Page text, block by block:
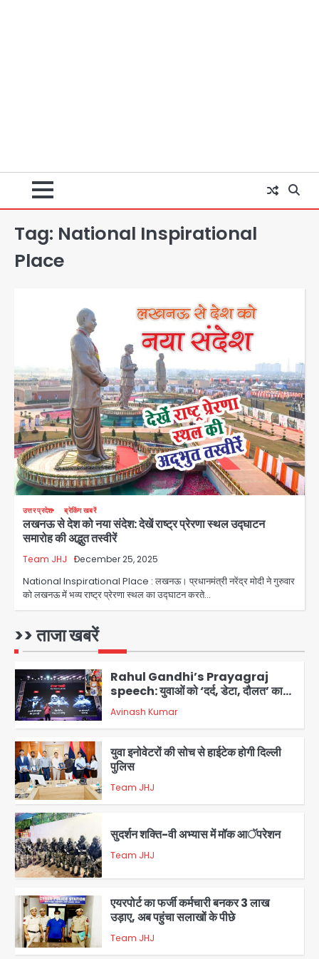
Tag: National Inspirational
Place
उत्तर प्रदेश ब्रेकिंग खबरें
लखनऊ से देश को नया संदेश: देखें राष्ट्र प्रेरणा स्थल उद्घाटन
समारोह की अद्भुत तस्वीरें
Team JHJ December 25, 2025
National Inspirational Place : लखनऊ। प्रधानमंत्री नरेंद्र मोदी ने गुरुवार
को लखनऊ में भव्य राष्ट्र प्रेरणा स्थल का उद्घाटन करते…
>> ताजा खबरें
Rahul Gandhi’s Prayagraj
speech: युवाओं को ‘दर्द, डेटा, दौलत’ का
संदेश, बीजेपी का वार
Avinash Kumar
3
युवा इनोवेटरों की सोच से हाईटेक होगी दिल्ली
पुलिस
Team JHJ
4
सुदर्शन शक्ति-वी अभ्यास में मॉक आॅपरेशन
Team JHJ
एयरपोर्ट का फर्जी कर्मचारी बनकर 3 लाख
उड़ाए, अब पहुंचा सलाखों के पीछे
Team JHJ
1
Noida Sector-49: सेक्टर-49 में 18
साल की मेड ने की खुदकुशी, शरीर पर नहीं मिली
2
Rahul Gandhi’s Prayagraj
speech: युवाओं को ‘दर्द, डेटा, दौलत’ का
संदेश, बीजेपी का वार
Avinash Kumar
3
युवा इनोवेटरों की सोच से हाईटेक होगी दिल्ली
पुलिस
Team JHJ
4
सुदर्शन शक्ति-वी अभ्यास में मॉक आॅपरेशन
Team JHJ
5
एयरपोर्ट का फर्जी कर्मचारी बनकर 3 लाख
उड़ाए, अब पहुंचा सलाखों के पीछे
Team JHJ